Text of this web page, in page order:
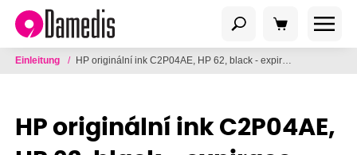
Einleitung / HP originální ink C2P04AE, HP 62, black - expirace (may2021)
HP originální ink C2P04AE,